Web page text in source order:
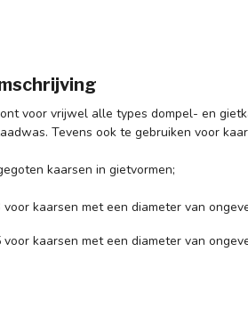
voor vrijwel alle types dompel- en
Tevens ook te gebruiken voor
kaarsen in gietvormen;
voor kaarsen met een diameter van
voor kaarsen met een diameter van